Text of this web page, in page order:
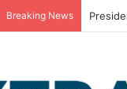
Breaking News